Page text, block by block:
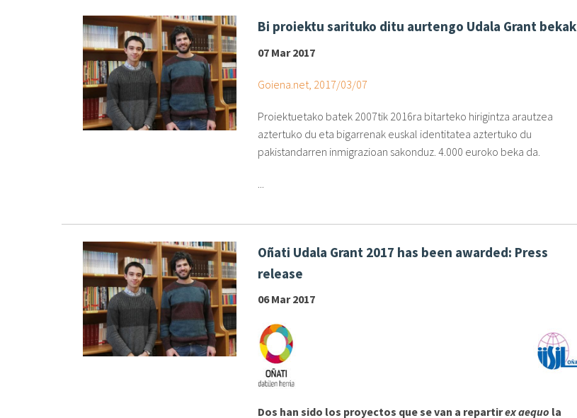
Bi proiektu sarituko ditu aurtengo Udala Grant bekak
07 Mar 2017
Goiena.net, 2017/03/07
Proiektuetako batek 2007tik 2016ra bitarteko hirigintza arautzea
aztertuko du eta bigarrenak euskal identitatea aztertuko du
pakistandarren inmigrazioan sakonduz. 4.000 euroko beka da.
Oñati Udala Grant 2017 has been awarded: Press
release
06 Mar 2017
Dos han sido los proyectos que se van a repartirex aequo la